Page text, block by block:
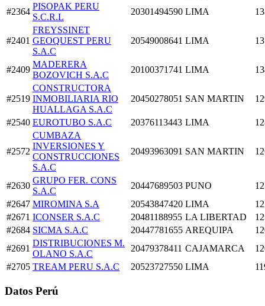
#2364
PISOPAK PERU
S.C.R.L
20301494590 LIMA
#2401
FREYSSINET
GEOQUEST PERU
S.A.C
20549008641 LIMA
#2409
MADERERA
BOZOVICH S.A.C
20100371741 LIMA
#2519
CONSTRUCTORA
INMOBILIARIA RIO
HUALLAGA S.A.C
20450278051 SAN MARTIN
#2540 EUROTUBO S.A.C 20376113443 LIMA
#2572
CUMBAZA
INVERSIONES Y
CONSTRUCCIONES
S.A.C
20493963091 SAN MARTIN
#2630
GRUPO FER. CONS
S.A.C
20447689503 PUNO
#2647 MIROMINA S.A 20543847420 LIMA
#2671 ICONSER S.A.C 20481188955 LA LIBERTAD
#2684 SICMA S.A.C 20447781655 AREQUIPA
#2691
DISTRIBUCIONES M.
OLANO S.A.C
20479378411 CAJAMARCA
#2705 TREAM PERU S.A.C 20523727550 LIMA
Datos Perú